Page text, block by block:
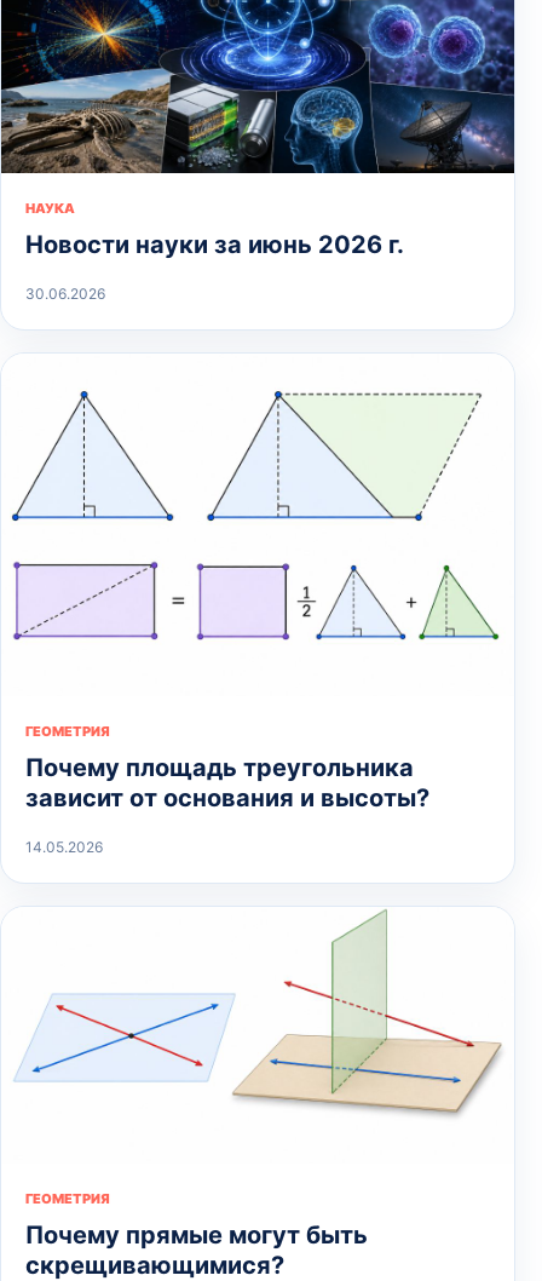
НАУКА
Новости науки за июнь 2026 г.
30.06.2026
ГЕОМЕТРИЯ
Почему площадь треугольника
зависит от основания и высоты?
14.05.2026
ГЕОМЕТРИЯ
Почему прямые могут быть
скрещивающимися?